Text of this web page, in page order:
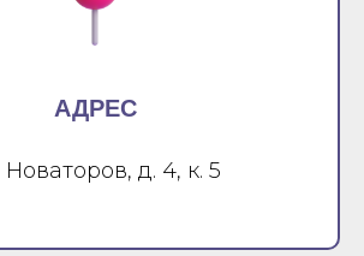
АДРЕС
Новаторов, д. 4, к. 5